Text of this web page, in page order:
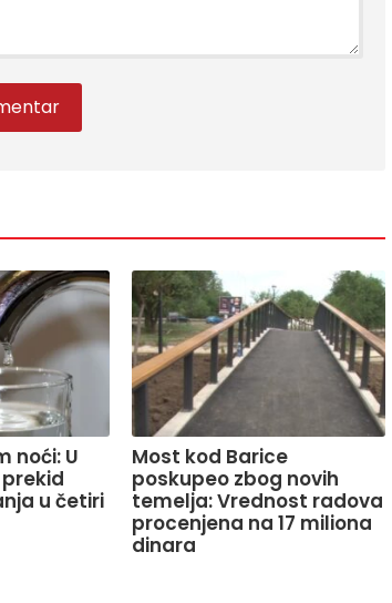
noći: U
u četiri
Most kod Barice
poskupeo zbog novih
temelja: Vrednost radova
procenjena na 17 miliona
dinara